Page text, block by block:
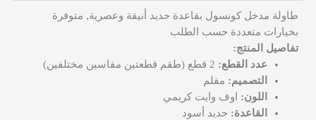
طاولة مدخل كونسول بقاعدة حديد أنيقة وعصرية, متوفرة
بخيارات متعددة حسب الطلب
تفاصيل المنتج:
عدد القطع:
التصميم: مقلم
اللون: اوف وايت كريمي
القاعدة: حديد أسود